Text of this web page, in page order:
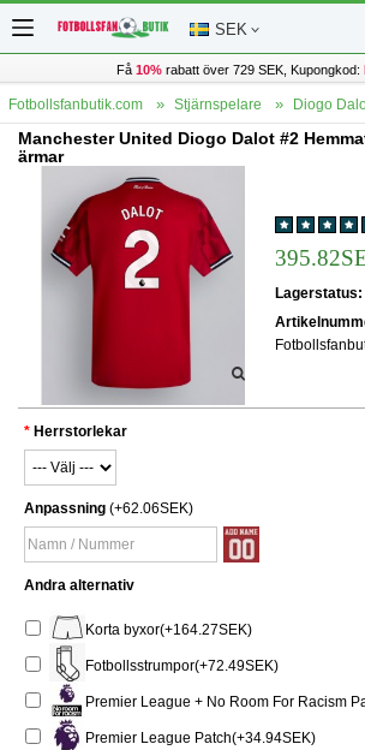
SEK
Få 10%rabatt över 729 SEK, Kupongkod:
Fotbollsfanbutik.com Stjärnspelare Diogo
Manchester United Diogo Dalot #2
ärmar
Lagerstatus:
Herrstorlekar
Anpassning (+62.06SEK)
Andra alternativ
Korta byxor(+164.27SEK)
Fotbollsstrumpor(+72.49SEK)
Premier League + No Room For Racism
Premier League Patch(+34.94SEK)